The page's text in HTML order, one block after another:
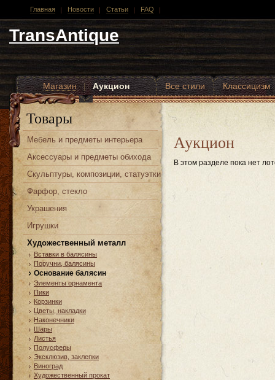
Главная Новости Статьи FAQ
TransAntique
Магазин | Аукцион Все стили
Классицизм
Другие стили
Товары
Мебель и предметы интерьера
Аксессуары и предметы обихода
Скульптуры, композиции, статуэтки
Фарфор, стекло
Украшения
Игрушки
Художественный металл
Вставки в балясины
Поручни, балясины
Основание балясин
Элементы орнамента
Пики
Корзинки
Цветы, накладки
Наконечники
Шары
Листья
Полусферы
Эксклюзив, заклепки
Виноград
Художественный прокат
Аукцион
В этом разделе пока нет